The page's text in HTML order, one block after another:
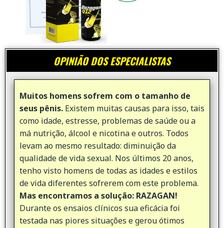
OPINIÃO DOS ESPECIALISTAS
Muitos homens sofrem com o tamanho de
seus pênis. Existem muitas causas para isso, tais
como idade, estresse, problemas de saúde ou a
má nutrição, álcool e nicotina e outros. Todos
levam ao mesmo resultado: diminuição da
qualidade de vida sexual. Nos últimos 20 anos,
tenho visto homens de todas as idades e estilos
de vida diferentes sofrerem com este problema.
Mas encontramos a solução: RAZAGAN!
Durante os ensaios clínicos sua eficácia foi
testada nas piores situações e gerou ótimos